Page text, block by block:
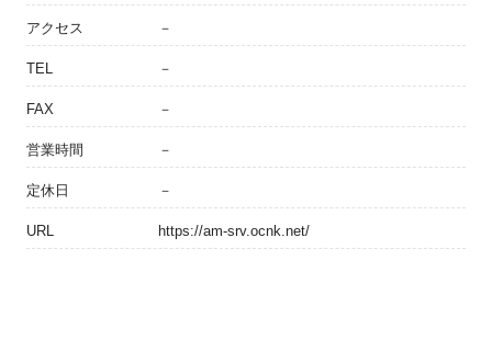
アクセス －
TEL －
FAX －
営業時間 －
定休日 －
URL https://am-srv.ocnk.net/